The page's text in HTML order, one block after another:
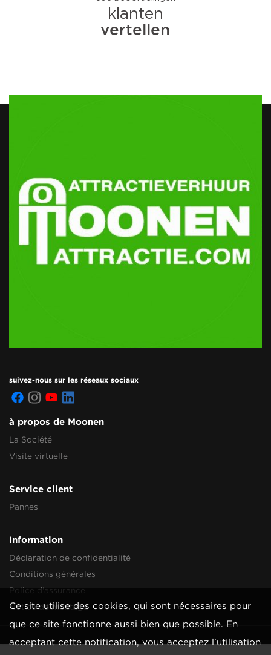
Ce site utilise des cookies, qui sont nécessaires pour
que ce site fonctionne aussi bien que possible. En
acceptant cette notification, vous acceptez l'utilisation
suivez-nous sur les réseaux sociaux
à propos de Moonen
La Société
Visite virtuelle
Service client
Pannes
Information
Déclaration de confidentialité
Conditions générales
Police d'assurance
Notice de montage